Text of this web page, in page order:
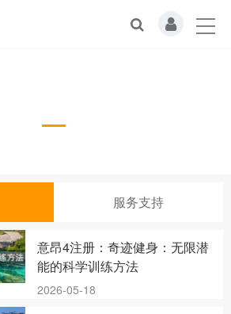
服务支持
意昂4注册：奇迹健身：无限潜
能的科学训练方法
2026-05-18